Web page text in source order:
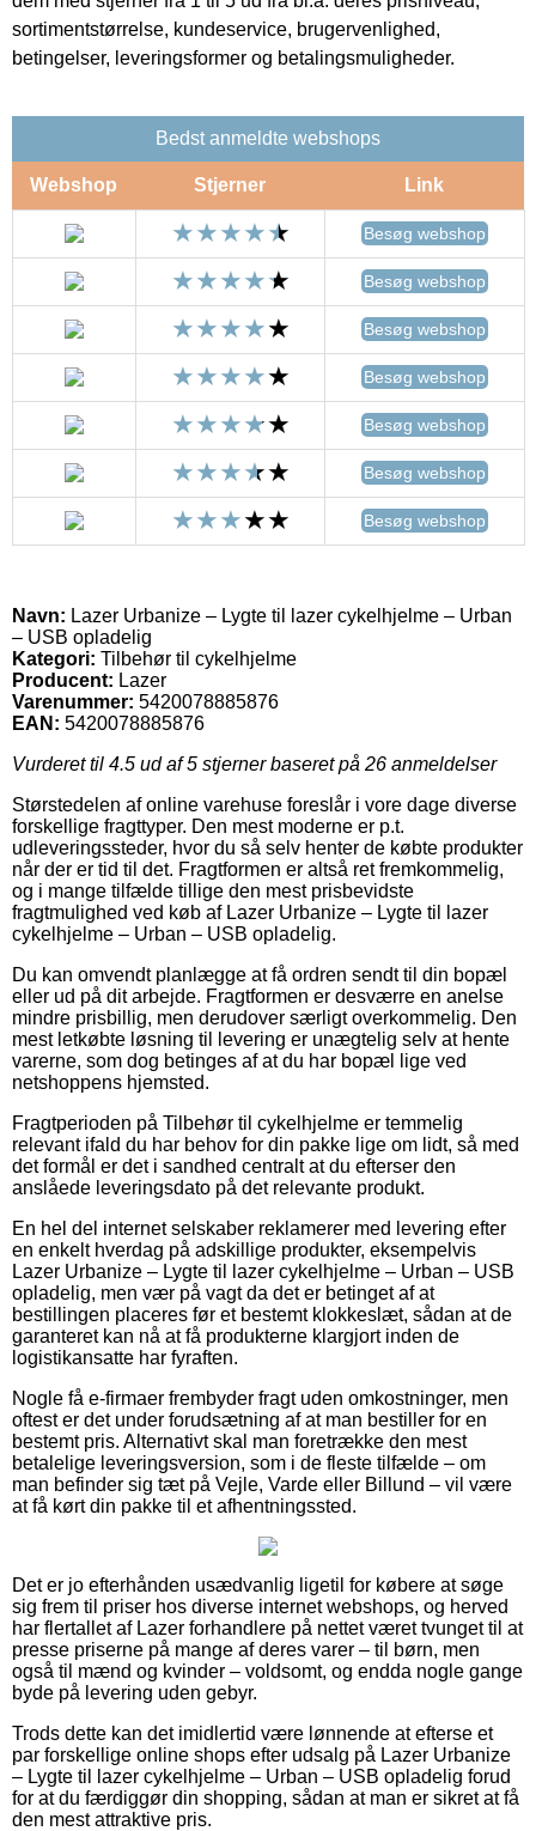
sortimentstørrelse, kundeservice, brugervenlighed,
betingelser, leveringsformer og betalingsmuligheder.
Bedst anmeldte webshops
Webshop Stjerner Link
Besøg webshop
Besøg webshop
Besøg webshop
Besøg webshop
Besøg webshop
Besøg webshop
Besøg webshop
Navn: Lazer Urbanize – Lygte til lazer cykelhjelme – Urban
– USB opladelig
Kategori: Tilbehør til cykelhjelme
Producent: Lazer
Varenummer: 5420078885876
EAN: 5420078885876
Vurderet til 4.5 ud af 5 stjerner baseret på 26 anmeldelser
Størstedelen af online varehuse foreslår i vore dage diverse
forskellige fragttyper. Den mest moderne er p.t.
udleveringssteder, hvor du så selv henter de købte produkter
når der er tid til det. Fragtformen er altså ret fremkommelig,
og i mange tilfælde tillige den mest prisbevidste
fragtmulighed ved køb af Lazer Urbanize – Lygte til lazer
cykelhjelme – Urban – USB opladelig.
Du kan omvendt planlægge at få ordren sendt til din bopæl
eller ud på dit arbejde. Fragtformen er desværre en anelse
mindre prisbillig, men derudover særligt overkommelig. Den
mest letkøbte løsning til levering er unægtelig selv at hente
varerne, som dog betinges af at du har bopæl lige ved
netshoppens hjemsted.
Fragtperioden på Tilbehør til cykelhjelme er temmelig
relevant ifald du har behov for din pakke lige om lidt, så med
det formål er det i sandhed centralt at du efterser den
anslåede leveringsdato på det relevante produkt.
En hel del internet selskaber reklamerer med levering efter
en enkelt hverdag på adskillige produkter, eksempelvis
Lazer Urbanize – Lygte til lazer cykelhjelme – Urban – USB
opladelig, men vær på vagt da det er betinget af at
bestillingen placeres før et bestemt klokkeslæt, sådan at de
garanteret kan nå at få produkterne klargjort inden de
logistikansatte har fyraften.
Nogle få e-firmaer frembyder fragt uden omkostninger, men
oftest er det under forudsætning af at man bestiller for en
bestemt pris. Alternativt skal man foretrække den mest
betalelige leveringsversion, som i de fleste tilfælde – om
man befinder sig tæt på Vejle, Varde eller Billund – vil være
at få kørt din pakke til et afhentningssted.
Det er jo efterhånden usædvanlig ligetil for købere at søge
sig frem til priser hos diverse internet webshops, og herved
har flertallet af Lazer forhandlere på nettet været tvunget til at
presse priserne på mange af deres varer – til børn, men
også til mænd og kvinder – voldsomt, og endda nogle gange
byde på levering uden gebyr.
Trods dette kan det imidlertid være lønnende at efterse et
par forskellige online shops efter udsalg på Lazer Urbanize
– Lygte til lazer cykelhjelme – Urban – USB opladelig forud
for at du færdiggør din shopping, sådan at man er sikret at få
den mest attraktive pris.